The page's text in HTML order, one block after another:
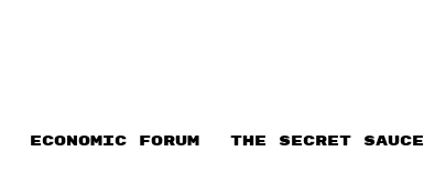
ECONOMIC FORUM THE SECRET SAUCE​